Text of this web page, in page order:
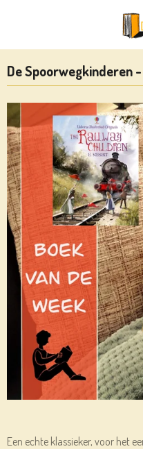
naar
de
hoofdinhoud
De Spoorwegkinderen
Een echte klassieker, voor het